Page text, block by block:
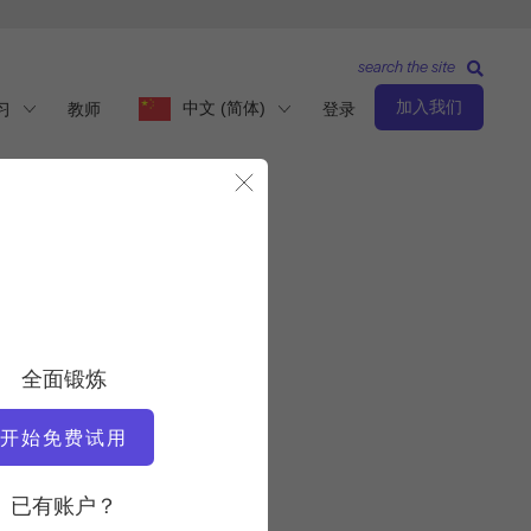
教师 中文 (简体) 登录 加入我们
search the site
全面锻炼
开始免费试用
已有账户？
教师
胡安-卡洛斯-佩努埃拉
锻炼速度